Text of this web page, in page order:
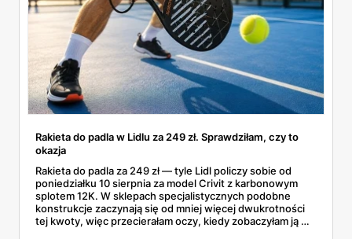
Rakieta do padla w Lidlu za 249 zł. Sprawdziłam, czy to
okazja
Rakieta do padla za 249 zł — tyle Lidl policzy sobie od
poniedziałku 10 sierpnia za model Crivit z karbonowym
splotem 12K. W sklepach specjalistycznych podobne
konstrukcje zaczynają się od mniej więcej dwukrotności
tej kwoty, więc przecierałam oczy, kiedy zobaczyłam ją w